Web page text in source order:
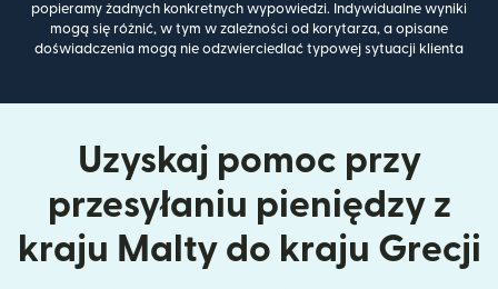
popieramy żadnych konkretnych wypowiedzi. Indywidualne wyniki
mogą się różnić, w tym w zależności od korytarza, a opisane
doświadczenia mogą nie odzwierciedlać typowej sytuacji klienta
Uzyskaj pomoc przy
przesyłaniu pieniędzy z
kraju Malty do kraju Grecji